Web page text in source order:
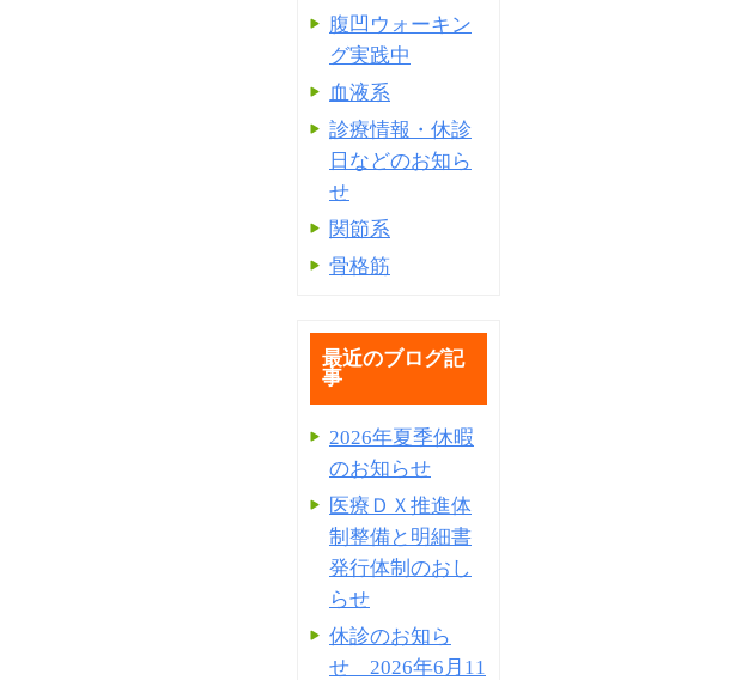
腹凹ウォーキン
グ実践中
血液系
診療情報・休診
日などのお知ら
せ
関節系
骨格筋
最近のブログ記
事
2026年夏季休暇
のお知らせ
医療ＤＸ推進体
制整備と明細書
発⾏体制のおし
らせ
休診のお知ら
せ 2026年6月11